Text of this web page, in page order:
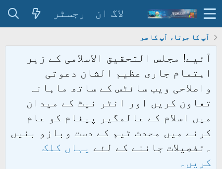
لاگ ان رجسٹر
آپ کا جوتا، آپ کا سر
آئیے! مجلس التحقیق الاسلامی کے زیر
اہتمام جاری عظیم الشان دعوتی
واصلاحی ویب سائٹس کے ساتھ ماہانہ
تعاون کریں اور انٹر نیٹ کے میدان
میں اسلام کے عالمگیر پیغام کو عام
کرنے میں محدث ٹیم کے دست وبازو بنیں
۔تفصیلات جاننے کے لئے یہاں کلک
کریں۔